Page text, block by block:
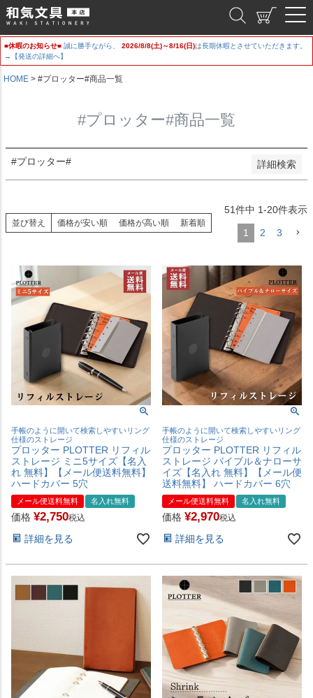
■休暇のお知らせ■ 誠に勝手ながら、 2026/8/8(土)～8/16(日)は長期休暇とさせていただきます。
→【発送の詳細へ】
HOME #プロッター#商品一覧
#プロッター#商品一覧
#プロッター# 詳細検索
登録順
価格が安い順
価格が高い順
優先度順
レビュー順
検索
並び替え 価格が安い順 価格が高い順 新着順
51件中 1-20件表示
1 2 3
手帳のように開いて検索しやすいリング
仕様のストレージ
プロッター PLOTTER リフィル
ストレージ ミニ5サイズ【名入
れ 無料】【メール便送料無料】
ハードカバー 5穴
メール便送料無料 名入れ無料
価格 ¥2,750税込
詳細を見る
手帳のように開いて検索しやすいリング
仕様のストレージ
プロッター PLOTTER リフィル
ストレージ バイブル＆ナローサ
イズ【名入れ 無料】【メール便
送料無料】 ハードカバー 6穴
メール便送料無料 名入れ無料
価格 ¥2,970税込
詳細を見る